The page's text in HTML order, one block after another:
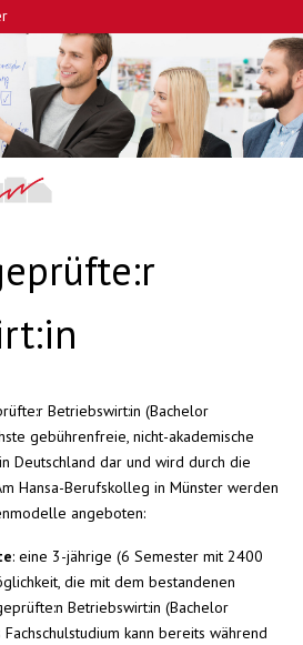
Betriebswirt:in (Bachelor
gebührenfreie, nicht-akademische
Deutschland dar und wird durch die
Hansa-Berufskolleg in Münster werden
angeboten:
: eine 3-jährige (6 Semester mit 2400
die mit dem bestandenen
Betriebswirt:in (Bachelor
kann bereits während